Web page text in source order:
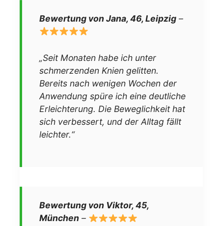
Bewertung von Jana, 46, Leipzig –
„Seit Monaten habe ich unter
schmerzenden Knien gelitten.
Bereits nach wenigen Wochen der
Anwendung spüre ich eine deutliche
Erleichterung. Die Beweglichkeit hat
sich verbessert, und der Alltag fällt
leichter.“
Bewertung von Viktor, 45,
München –